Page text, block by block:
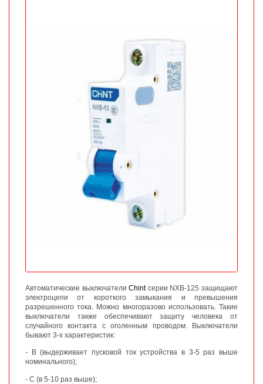
Автоматические выключателиChintсерии NXB-125 защищают
электроцепи от короткого замыкания и превышения
разрешенного тока. Можно многоразово использовать. Такие
выключатели также обеспечивают защиту человека от
случайного контакта с оголенным проводом. Выключатели
бывают 3-х характеристик:
- В (выдерживает пусковой ток устройства в 3-5 раз выше
номинального);
- С (в 5-10 раз выше);